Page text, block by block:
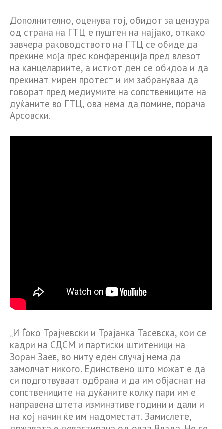
Дополнително, оценува тој, обидот за цензура
од страна на ГТЦ е пуштен на најјако, откако
завчера раководството на ГТЦ се обиде да
прекине моја прес конференција пред влезот
на канцелариите, а истиот ден се обидоа и да
прекинат мирен протест и им забрануваа да
говорат пред медиумите на сопствениците на
дуќаните во ГТЦ, ова нема да помине, порача
Арсовски.
„И Ѓоко Трајчевски и Трајанка Тасевска, кои се
кадри на СДСМ и партиски штитеници на
Зоран Заев, во ниту еден случај нема да
замолчат никого. Единствено што можат е да
си подготвуваат одбрана и да им објаснат на
сопствениците на дуќаните колку пари им е
направена штета изминативе години и дали и
на кој начин ќе им надоместат. Замислете,